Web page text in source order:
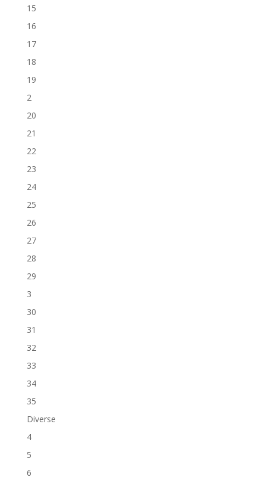
15
16
17
18
19
2
20
21
22
23
24
25
26
27
28
29
3
30
31
32
33
34
35
Diverse
4
5
6